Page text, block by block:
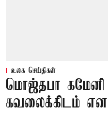
உலக செய்திகள்
மொஜ்தபா
கவலைக்கிடம்